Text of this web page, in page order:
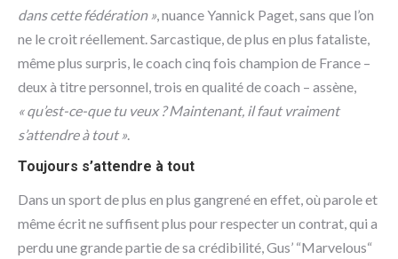
dans cette fédération », nuance Yannick Paget, sans que l’on
ne le croit réellement. Sarcastique, de plus en plus fataliste,
même plus surpris, le coach cinq fois champion de France –
deux à titre personnel, trois en qualité de coach – assène,
« qu’est-ce-que tu veux ? Maintenant, il faut vraiment
s’attendre à tout ».
Toujours s’attendre à tout
Dans un sport de plus en plus gangrené en effet, où parole et
même écrit ne suffisent plus pour respecter un contrat, qui a
perdu une grande partie de sa crédibilité, Gus’ “Marvelous“